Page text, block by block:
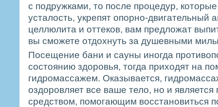
с подружками, то после процедур,
усталость, укрепят опорно-двигательный
целлюлита и оттеков, вам предложат
вы сможете отдохнуть за душевными
Посещение бани и сауны иногда
состоянию здоровья, тогда приходят на
гидромассажем. Оказывается,
оздоровляет все ваше тело, но и
средством, помогающим восстановиться